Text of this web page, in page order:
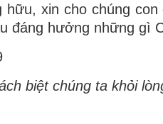
hữu, xin cho chúng
đáng hưởng những gì
biệt chúng ta khỏi